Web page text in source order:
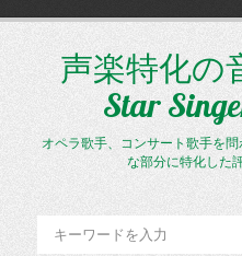
ス
声楽特化の
Star
オペラ歌手、コンサート歌手を
な部分に特化した